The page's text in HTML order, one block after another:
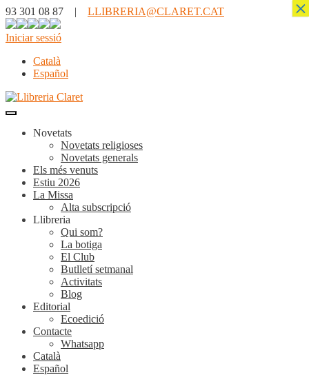
93 301 08 87 | LLIBRERIA@CLARET.CAT
Iniciar sessió
Català
Español
Novetats
Novetats religioses
Novetats generals
Els més venuts
Estiu 2026
La Missa
Alta subscripció
Llibreria
Qui som?
La botiga
El Club
Butlletí setmanal
Activitats
Blog
Editorial
Ecoedició
Contacte
Whatsapp
Català
Español
×